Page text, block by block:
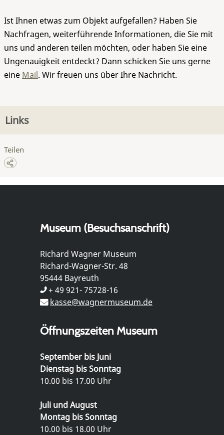
Ist Ihnen etwas zum Objekt aufgefallen? Haben Sie
Nachfragen, weiterführende Informationen, die Sie mit
uns und anderen teilen möchten, oder haben Sie eine
Ungenauigkeit entdeckt? Dann schicken Sie uns gerne
eine Mail. Wir freuen uns über Ihre Nachricht.
Links
Teilen
Museum (Besuchsanschrift)
Richard Wagner Museum
Richard-Wagner-Str. 48
95444 Bayreuth
+ 49 921- 75728-16
kasse@wagnermuseum.de
Öffnungszeiten Museum
September bis Juni
Dienstag bis Sonntag
10.00 bis 17.00 Uhr
Juli und August
Montag bis Sonntag
10.00 bis 18.00 Uhr